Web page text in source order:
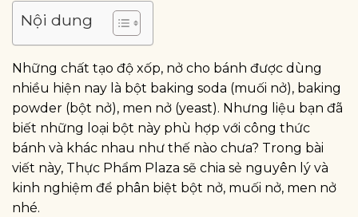
Nội dung
Những chất tạo độ xốp, nở cho bánh được dùng
nhiều hiện nay là bột baking soda (muối nở), baking
powder (bột nở), men nở (yeast). Nhưng liệu bạn đã
biết những loại bột này phù hợp với công thức
bánh và khác nhau như thế nào chưa? Trong bài
viết này, Thực Phẩm Plaza sẽ chia sẻ nguyên lý và
kinh nghiệm để phân biệt bột nở, muối nở, men nở
nhé.